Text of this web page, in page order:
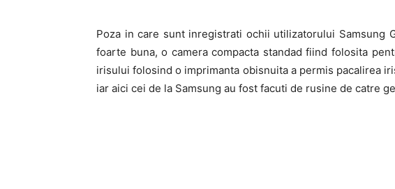
Poza in care sunt inregistrati ochii utilizatorului Samsung
foarte buna, o camera compacta standad fiind folosita
irisului folosind o imprimanta obisnuita a permis pacalirea
iar aici cei de la Samsung au fost facuti de rusine de catre